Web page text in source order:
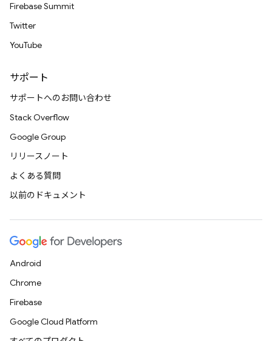
Firebase Summit
Twitter
YouTube
サポート
サポートへのお問い合わせ
Stack Overflow
Google Group
リリースノート
よくある質問
以前のドキュメント
Android
Chrome
Firebase
Google Cloud Platform